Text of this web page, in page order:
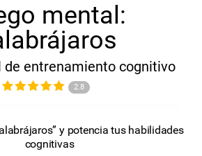
mental:
de entrenamiento cognitivo
2.8
y potencia tus habilidades
cognitivas